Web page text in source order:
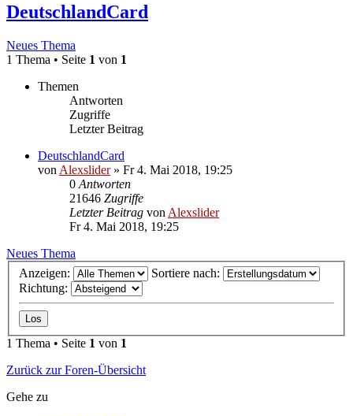
DeutschlandCard
Neues Thema
1 Thema • Seite 1 von 1
Themen
Antworten
Zugriffe
Letzter Beitrag
DeutschlandCard
von Alexslider» Fr 4. Mai 2018, 19:25
0 Antworten
21646 Zugriffe
Letzter Beitrag von Alexslider
Fr 4. Mai 2018, 19:25
Neues Thema
Anzeigen:
Sortiere nach:
Richtung:
1 Thema • Seite 1 von 1
Zurück zur Foren-Übersicht
Gehe zu